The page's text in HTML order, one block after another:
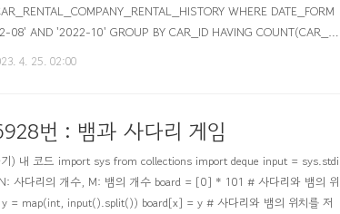
WHERE DATE_FORM
08' AND '2022-10' GROUP BY CAR_ID HAVING COUNT(CAR_I
%m') BETWEEN '2022-08' AN..
4. 25. 02:00
번 : 뱀과 사다리 게임
) 내 코드 import sys from collections import deque input = sys.stdi
다리의 개수, M: 뱀의 개수 board = [0] * 101 # 사다리와 뱀의 위
= map(int, input().split()) board[x] = y # 사다리와 뱀의 위치를 저